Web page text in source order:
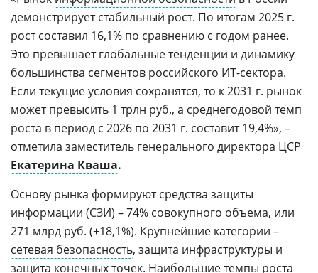
демонстрирует стабильный рост. По итогам 2025 г.
рост составил 16,1% по сравнению с годом ранее.
Это превышает глобальные тенденции и динамику
большинства сегментов российского ИТ-сектора.
Если текущие условия сохранятся, то к 2031 г. рынок
может превысить 1 трлн руб., а среднегодовой темп
роста в период с 2026 по 2031 г. составит 19,4%», –
отметила заместитель генерального директора ЦСР
Екатерина Кваша.
Основу рынка формируют средства защиты
информации (СЗИ) – 74% совокупного объема, или
271 млрд руб. (+18,1%). Крупнейшие категории –
сетевая безопасность, защита инфраструктуры и
защита конечных точек. Наибольшие темпы роста